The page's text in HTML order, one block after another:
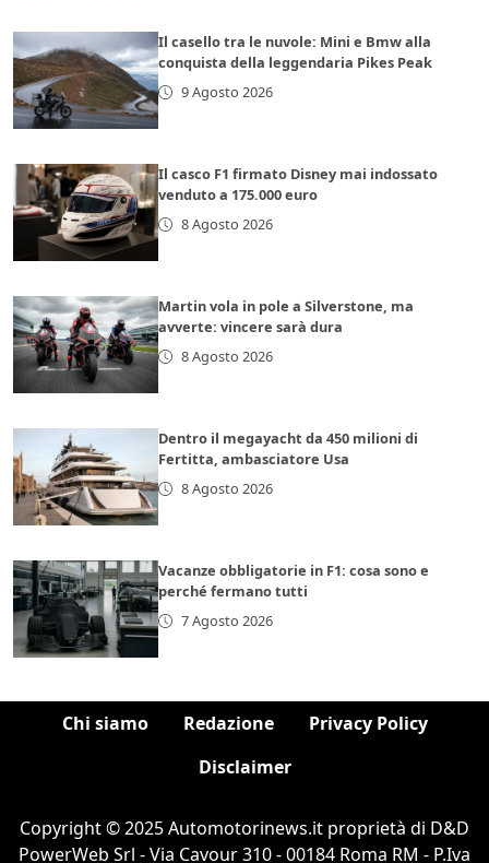
Il casello tra le nuvole: Mini e Bmw alla
conquista della leggendaria Pikes Peak
9 Agosto 2026
Il casco F1 firmato Disney mai indossato
venduto a 175.000 euro
8 Agosto 2026
Martin vola in pole a Silverstone, ma
avverte: vincere sarà dura
8 Agosto 2026
Dentro il megayacht da 450 milioni di
Fertitta, ambasciatore Usa
8 Agosto 2026
Vacanze obbligatorie in F1: cosa sono e
perché fermano tutti
7 Agosto 2026
Chi siamo Redazione
Privacy Policy
Disclaimer
Copyright © 2025 Automotorinews.it proprietà di D&D
PowerWeb Srl - Via Cavour 310 - 00184 Roma RM - P.Iva